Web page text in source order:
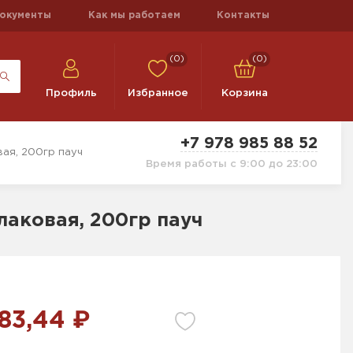
Как мы работаем Контакты
Профиль
(0)
Избранное
(0)
Корзина
200гр пауч
+7 978 985 88 52
Время работы с 9:00 до 23:00
200гр пауч
₽